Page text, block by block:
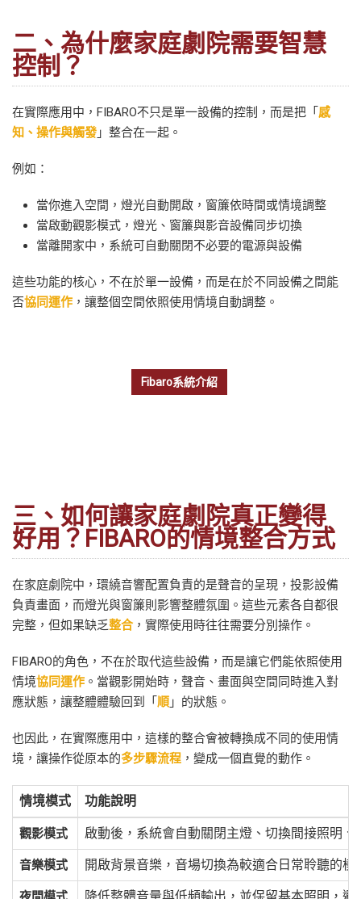
二、為什麼家庭劇院需要智慧
控制？
在實際應用中，FIBARO不只是單一設備的控制，而是把「 感
知、操作與觸發 」整合在一起。
例如：
當你進入空間，燈光自動開啟，窗簾依時間或情境調整
當啟動觀影模式，燈光、窗簾與影音設備同步切換
當離開家中，系統可自動關閉不必要的電源與設備
這些功能的核心，不在於單一設備，而是在於不同設備之間能
否協同運作 ，讓整個空間依照使用情境自動調整。
Fibaro系統介紹
三、如何讓家庭劇院真正變得
好用？FIBARO的情境整合方式
在家庭劇院中，環繞音響配置負責的是聲音的呈現，投影設備
負責畫面，而燈光與窗簾則影響整體氛圍。這些元素各自都很
完整，但如果缺乏整合 ，實際使用時往往需要分別操作。
FIBARO的角色，不在於取代這些設備，而是讓它們能依照使用
情境協同運作 。當觀影開始時，聲音、畫面與空間同時進入對
應狀態，讓整體體驗回到「 順 」的狀態。
也因此，在實際應用中，這樣的整合會被轉換成不同的使用情
境，讓操作從原本的多步驟流程 ，變成一個直覺的動作。
情境模式 功能說明
觀影模式 啟動後，系統會自動關閉主燈、切換間接照明
音樂模式 開啟背景音樂，音場切換為較適合日常聆聽的